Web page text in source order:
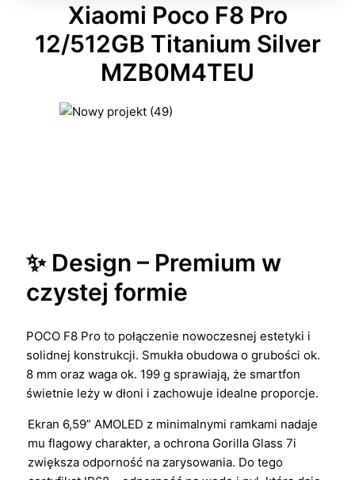
Xiaomi Poco F8 Pro
12/512GB Titanium Silver
MZB0M4TEU
✨ Design – Premium w
czystej formie
POCO F8 Pro to połączenie nowoczesnej estetyki i
solidnej konstrukcji. Smukła obudowa o grubości ok.
8 mm oraz waga ok. 199 g sprawiają, że smartfon
świetnie leży w dłoni i zachowuje idealne proporcje.
Ekran 6,59” AMOLED z minimalnymi ramkami nadaje
mu flagowy charakter, a ochrona Gorilla Glass 7i
zwiększa odporność na zarysowania. Do tego